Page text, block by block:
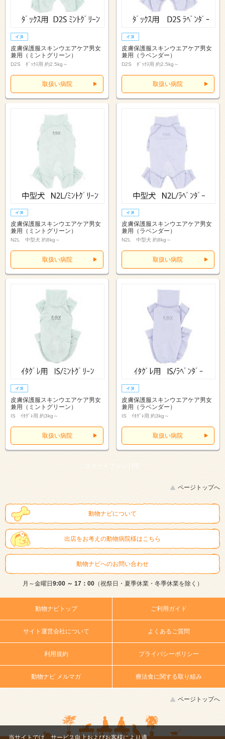
皮膚保護服スキンウエアケア男女
兼用（ミントグリーン）
D2S ﾀﾞｯｸｽ用 約2.5kg～
取扱い病院
皮膚保護服スキンウエアケア男女
兼用（ラベンダー）
D2S ﾀﾞｯｸｽ用 約2.5kg～
取扱い病院
皮膚保護服スキンウエアケア男女
兼用（ミントグリーン）
N2L 中型犬 約8kg～
取扱い病院
皮膚保護服スキンウエアケア男女
兼用（ラベンダー）
N2L 中型犬 約8kg～
取扱い病院
皮膚保護服スキンウエアケア男女
兼用（ミントグリーン）
IS ｲﾀｸﾞﾚ用 約3kg～
取扱い病院
皮膚保護服スキンウエアケア男女
兼用（ラベンダー）
IS ｲﾀｸﾞﾚ用 約3kg～
取扱い病院
スマートフォン | PC
ページトップへ
動物ナビについて
出店をお考えの動物病院様はこちら
動物ナビへのお問い合わせ
月～金曜日9:00 ～ 17：00（祝祭日・夏季休業・冬季休業を除く）
動物ナビトップ ご利用ガイド
サイト運営会社について よくあるご質問
利用規約 プライバシーポリシー
動物ナビ メルマガ 療法食に関する取り組み
ページトップへ